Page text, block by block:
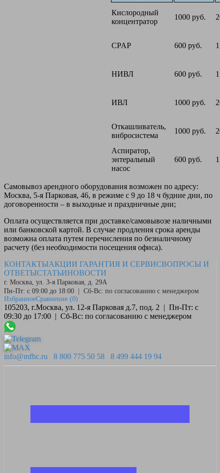
Кислородный
концентратор
1000 руб.
CPAP 600 руб.
НИВЛ 600 руб.
ИВЛ 1000 руб.
Откашливатель,
вибросистема
1000 руб.
Аспиратор,
энтеральный
насос
600 руб.
Самовывоз арендного оборудования возможен по адресу:
Москва, 5-я Парковая, 46, в режиме с 9 до 18 ч будние дни, по
договоренности – в выходные и праздничные дни;
Оплата осуществляется при доставке/самовывозе наличными
или банковской картой. В случае продления срока аренды
возможна оплата путем перечисления по безналичному
расчету (без необходимости посещения офиса).
КОНТАКТЫАКЦИИ ГАРАНТИЯ И СЕРВИСВОПРОСЫ И
ОТВЕТЫСТАТЬИНОВОСТИ
г. Москва, ул. 3-я Парковая, д. 29А
Пн-Пт: с 09:00 до 18:00 | Сб-Вс: по согласованию с менеджером
ИзбранноеСравнение (0)
105203, г.Москва, ул. 12-я Парковая д.7, под. 2 | Пн-Пт: с
09:30 до 17:00 | Сб-Вс: по согласованию с менеджером
info@mfhc.ru 8 800 775 50 58 8 499 444 19 94